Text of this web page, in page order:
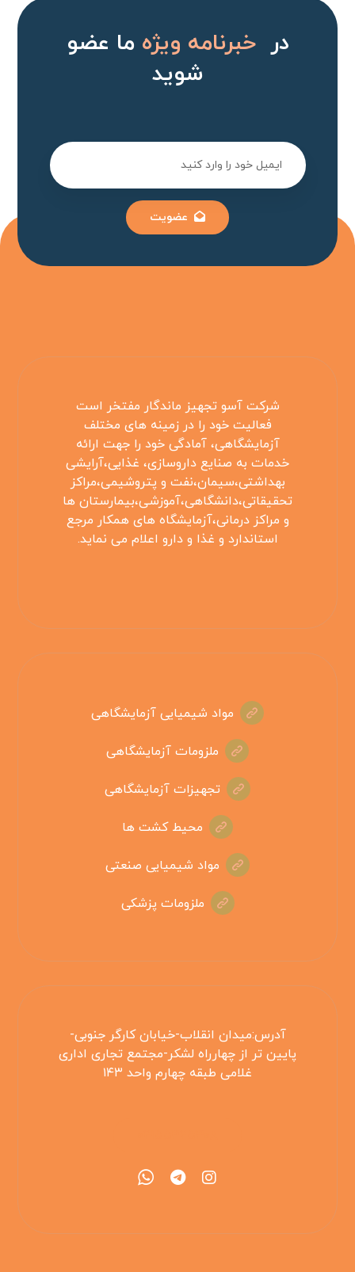
درخبرنامه ویژهما عضو
شوید
عضویت
شرکت آسو تجهیز ماندگار مفتخر است
فعالیت خود را در زمینه های مختلف
آزمایشگاهی، آمادگی خود را جهت ارائه
خدمات به صنایع داروسازی، غذایی،آرایشی
بهداشتی،سیمان،نفت و پتروشیمی،مراکز
تحقیقاتی،دانشگاهی،آموزشی،بیمارستان ها
و مراکز درمانی،آزمایشگاه های همکار مرجع
استاندارد و غذا و دارو اعلام می نماید.
مواد شیمیایی آزمایشگاهی
ملزومات آزمایشگاهی
تجهیزات آزمایشگاهی
محیط کشت ها
مواد شیمیایی صنعتی
ملزومات پزشکی
آدرس:میدان انقلاب-خیابان کارگر جنوبی-
پایین تر از چهارراه لشکر-مجتمع تجاری اداری
غلامی طبقه چهارم واحد ۱۴۳